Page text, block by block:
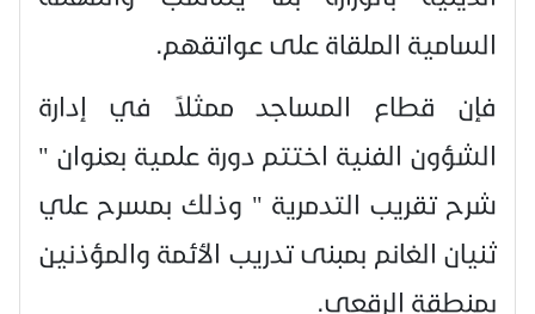
السامية الملقاة على عواتقهم.
فإن قطاع المساجد ممثلاً في إدارة
الشؤون الفنية اختتم دورة علمية بعنوان "
شرح تقريب التدمرية " وذلك بمسرح علي
ثنيان الغانم بمبنى تدريب الأئمة والمؤذنين
بمنطقة الرقعي.